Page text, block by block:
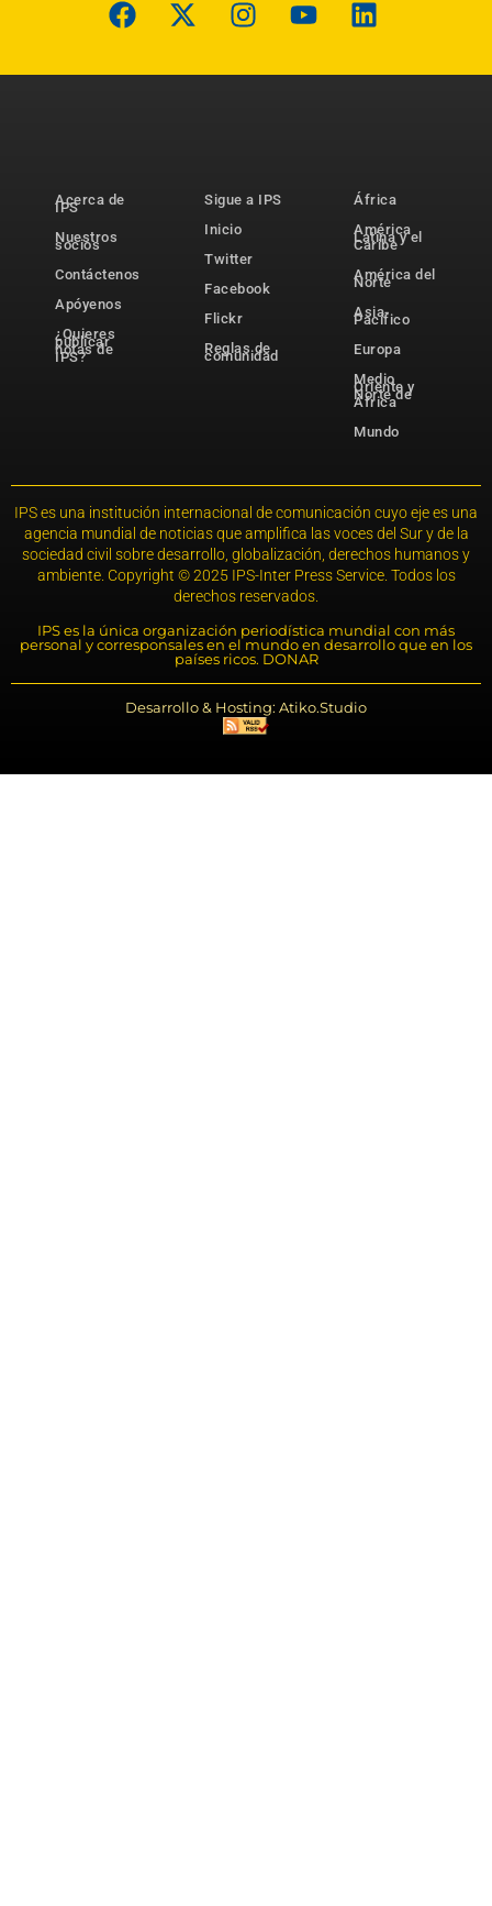
Acerca de
IPS
Nuestros
socios
Contáctenos
Apóyenos
¿Quieres
publicar
notas de
IPS?
Sigue a IPS
Inicio
Twitter
Facebook
Flickr
Reglas de
comunidad
África
América
Latina y el
Caribe
América del
Norte
Asia-
Pacífico
Europa
Medio
Oriente y
Norte de
África
Mundo
IPS es una institución internacional de comunicación cuyo eje es una
agencia mundial de noticias que amplifica las voces del Sur y de la
sociedad civil sobre desarrollo, globalización, derechos humanos y
ambiente. Copyright © 2025 IPS-Inter Press Service. Todos los
derechos reservados.
IPS es la única organización periodística mundial con más
personal y corresponsales en el mundo en desarrollo que en los
países ricos. DONAR
Desarrollo & Hosting: Atiko.Studio